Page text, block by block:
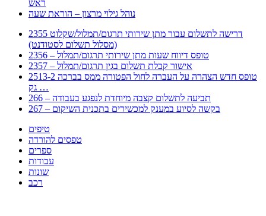
ראש
נוהל גילוי מרצון – הוראת שעה
2355 דרישה לתשלום עבור מתן שירותי תרגום/תמלול/שקלוט
(מסלול תשלום לסטודנט)
2356 – טופס דיווח שעות מתן שירותי תרגום/תמלול
2357 – אישור קבלת תשלום בגין תרגום/תמלול
2513-2 טופס חדש הצהרה על העברה לחול הפטורה ממס בברכה
גק …
266 – תביעה לתשלום קצבה מיוחדת לנפגע בעבודה
267 – בקשה לסיוע במענק למכשירים בתכנית השיקום
טיפים
טפסים להורדה
ספרים
עבודות
שונות
רכב